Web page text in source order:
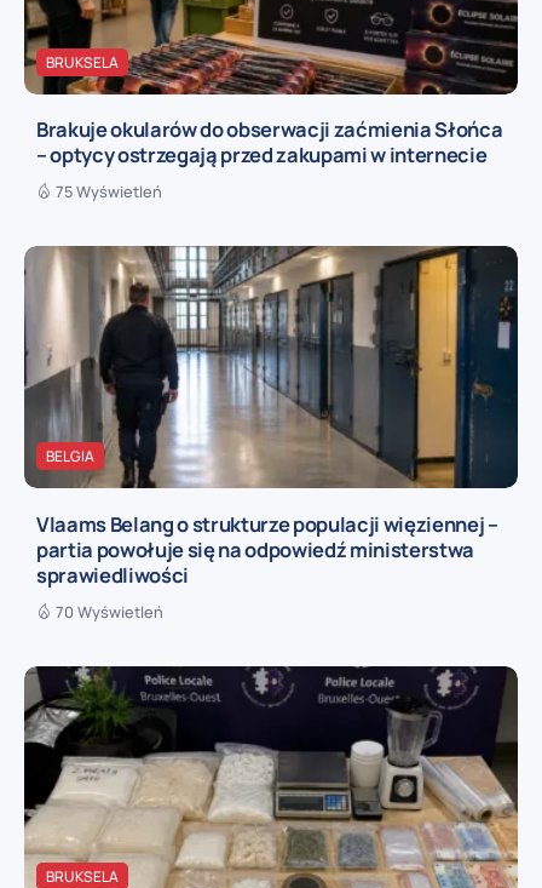
BRUKSELA
Brakuje okularów do obserwacji zaćmienia Słońca
– optycy ostrzegają przed zakupami w internecie
75 Wyświetleń
BELGIA
Vlaams Belang o strukturze populacji więziennej –
partia powołuje się na odpowiedź ministerstwa
sprawiedliwości
70 Wyświetleń
BRUKSELA